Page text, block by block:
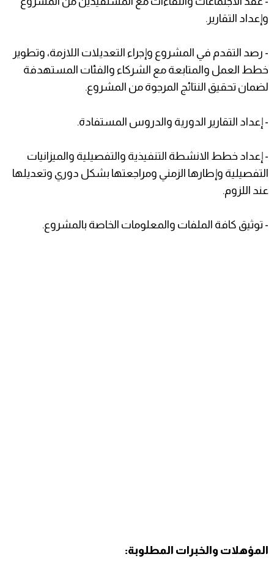
وإعداد التقارير.
- رصد التقدم في المشروع وإجراء التعديلات اللازمة، وتطوير
خطط العمل والمتابعة مع الشركاء والفئات المستهدفة
لضمان تحقيق النتائج المرجوة من المشروع.
- إعداد التقارير الدورية والدروس المستفادة.
- إعداد خطط الانشطة التنفيذية والتفصيلية والميزانيات
التفصيلية وإطارها الزمني ومراجعتها بشكل دوري وتعديلها
عند اللزوم.
- توثيق كافة الملفات والمعلومات الخاصة بالمشروع.
المؤهلات والخبرات المطلوبة: